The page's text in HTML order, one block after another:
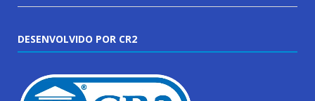
DESENVOLVIDO POR CR2